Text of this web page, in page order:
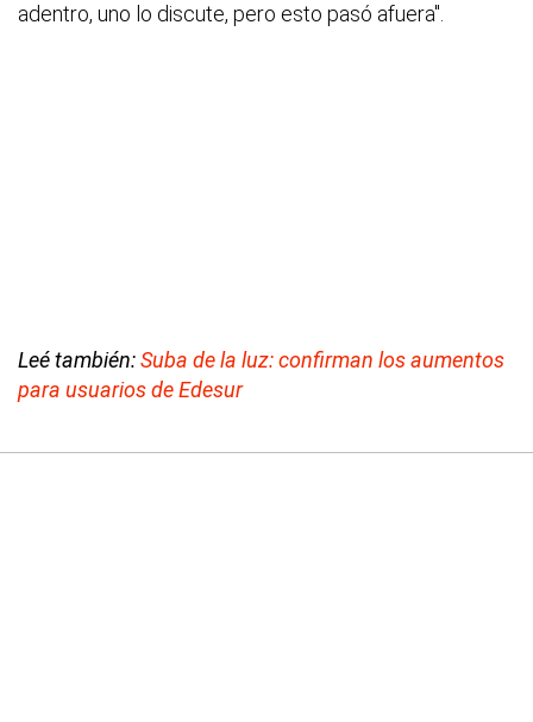
adentro, uno lo discute, pero esto pasó afuera".
Leé también:Suba de la luz: confirman los aumentos
para usuarios de Edesur